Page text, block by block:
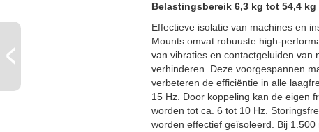
Belastingsbereik 6,3 kg tot 54,4 kg
Effectieve isolatie van machines en
Mounts omvat robuuste high-
van vibraties en contactgeluiden van
verhinderen. Deze voorgespannen
verbeteren de efficiëntie in alle
15 Hz. Door koppeling kan de eigen
worden tot ca. 6 tot 10 Hz.
worden effectief geïsoleerd. Bij